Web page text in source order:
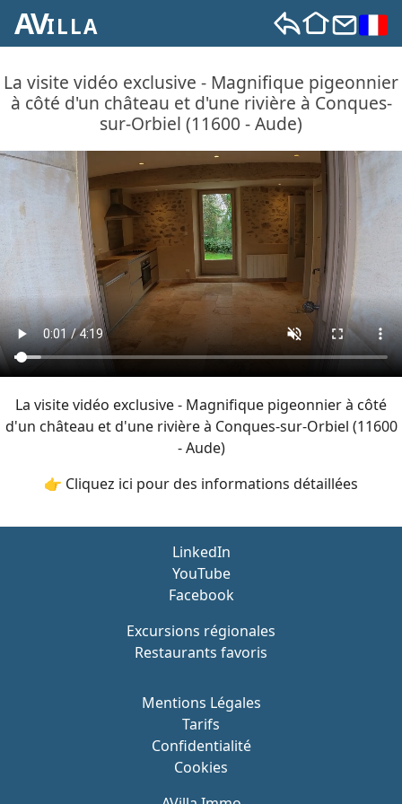
AVILLA
La visite vidéo exclusive - Magnifique pigeonnier
à côté d'un château et d'une rivière à Conques-
sur-Orbiel (11600 - Aude)
La visite vidéo exclusive - Magnifique pigeonnier à côté
d'un château et d'une rivière à Conques-sur-Orbiel (11600
- Aude)
👉 Cliquez ici pour des informations détaillées
Mentions Légales
Tarifs
Confidentialité
Cookies
LinkedIn
YouTube
Facebook
Excursions régionales
Restaurants favoris